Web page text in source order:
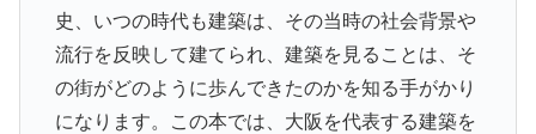
史、いつの時代も建築は、その当時の社会背景や
流行を反映して建てられ、建築を見ることは、そ
の街がどのように歩んできたのかを知る手がかり
になります。この本では、大阪を代表する建築を